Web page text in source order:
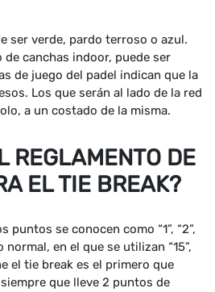
ser verde, pardo terroso o azul.
de canchas indoor, puede ser
de juego del padel indican que la
Los que serán al lado de la red
a un costado de la misma.
REGLAMENTO DE
EL TIE BREAK?
puntos se conocen como “1”, “2”,
en el que se utilizan “15”,
el tie break es el primero que
que lleve 2 puntos de